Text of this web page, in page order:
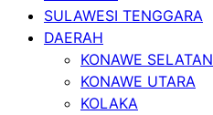
SULAWESI TENGGARA
DAERAH
KONAWE SELATAN
KONAWE UTARA
KOLAKA